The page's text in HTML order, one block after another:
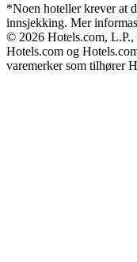
*Noen hoteller krever at
innsjekking. Mer
© 2026 Hotels.com, L.P.,
Hotels.com og
varemerker som tilhører